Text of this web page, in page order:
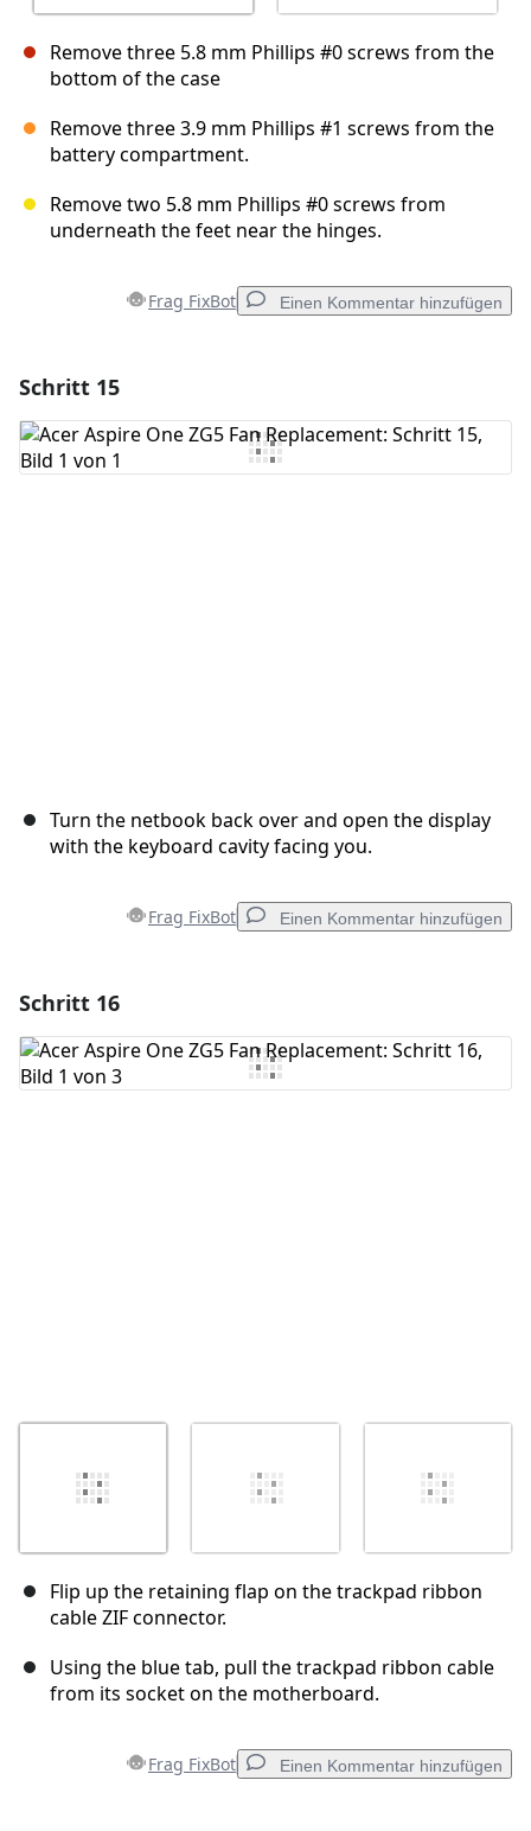
Remove three 5.8 mm Phillips #0 screws from the
bottom of the case
Remove three 3.9 mm Phillips #1 screws from the
battery compartment.
Remove two 5.8 mm Phillips #0 screws from
underneath the feet near the hinges.
Frag FixBot Einen Kommentar hinzufügen
Kommentar hinzufügen
Schritt 15
Turn the netbook back over and open the display
with the keyboard cavity facing you.
Frag FixBot Einen Kommentar hinzufügen
Kommentar hinzufügen
Schritt 16
Flip up the retaining flap on the trackpad ribbon
cable ZIF connector.
Using the blue tab, pull the trackpad ribbon cable
from its socket on the motherboard.
Frag FixBot Einen Kommentar hinzufügen